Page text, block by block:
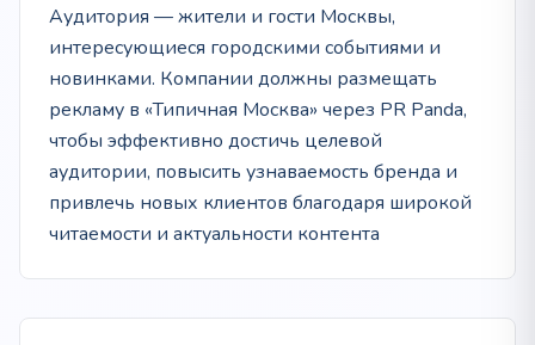
Аудитория — жители и гости Москвы,
интересующиеся городскими событиями и
новинками. Компании должны размещать
рекламу в «Типичная Москва» через PR Panda,
чтобы эффективно достичь целевой
аудитории, повысить узнаваемость бренда и
привлечь новых клиентов благодаря широкой
читаемости и актуальности контента